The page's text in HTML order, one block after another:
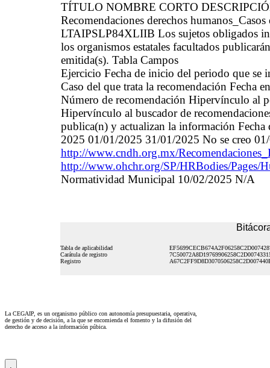
TÍTULO NOMBRE CORTO
Recomendaciones derechos
LTAIPSLP84XLIIB Los sujetos obligados
los organismos estatales facultados
emitida(s). Tabla Campos
Ejercicio Fecha de inicio del periodo que se
Caso del que trata la recomendación Fecha
Número de recomendación Hipervínculo al
Hipervínculo al buscador de
publica(n) y actualizan la información Fecha
2025 01/01/2025 31/01/2025 No se creo
http://www.cndh.org.mx/
http://www.ohchr.org/SP/HRBodies/Pages/
Normatividad Municipal 10/02/2025 N/A
Tabla de aplicabilidad
Carátula de registro
Registro
La CEGAIP, es un organismo público con autonomía presupuestaria, operativa,
de gestión y de decisión, a la que se encomienda el fomento y la difusión del
derecho de acceso a la información púbica.